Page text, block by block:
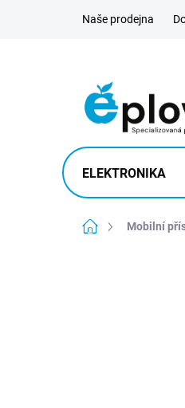
Naše prodejna
ELEKTRONIKA
Domů Mobilní